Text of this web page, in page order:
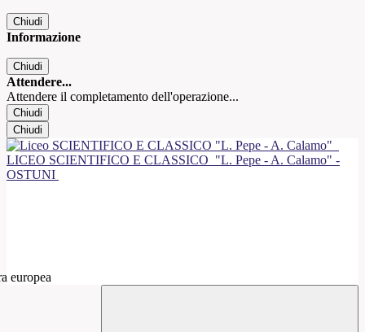
Chiudi
Informazione
Chiudi
Attendere...
Attendere il completamento dell'operazione...
Chiudi
Chiudi
LICEO SCIENTIFICO E CLASSICO "L. Pepe - A. Calamo" -
OSTUNI